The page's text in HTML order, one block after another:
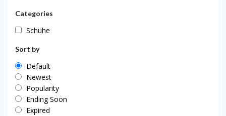
Categories
Schuhe
Sort by
Default
Newest
Popularity
Ending Soon
Expired